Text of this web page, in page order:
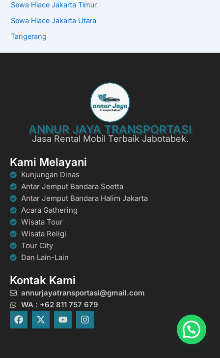
Sewa Hiace Jakarta Timur
Sewa Hiace Jakarta Utara
Tangerang
ANNUR JAYA TRANSPORTASI
Jasa Rental Mobil Terbaik Jabotabek.
Kami Melayani
Kunjungan Dinas
Antar Jemput Bandara Soetta
Antar Jemput Bandara Halim Jakarta
Acara Gathering
Wisata Tour
Wisata Religi
Tour City
Dan Lain-Lain
Kontak Kami
annurjayatransportasi@gmail.com
WA : +62 811 757 679
F
a
X
-
Y
o
I
n